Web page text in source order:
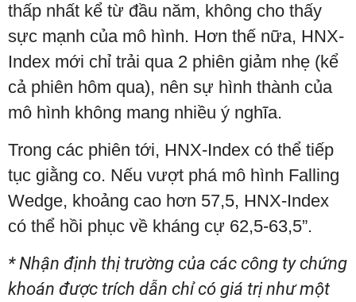
thấp nhất kể từ đầu năm, không cho thấy
sực mạnh của mô hình. Hơn thế nữa, HNX-
Index mới chỉ trải qua 2 phiên giảm nhẹ (kể
cả phiên hôm qua), nên sự hình thành của
mô hình không mang nhiều ý nghĩa.
Trong các phiên tới, HNX-Index có thể tiếp
tục giằng co. Nếu vượt phá mô hình Falling
Wedge, khoảng cao hơn 57,5, HNX-Index
có thể hồi phục về kháng cự 62,5-63,5”.
* Nhận định thị trường của các công ty chứng
khoán được trích dẫn chỉ có giá trị như một